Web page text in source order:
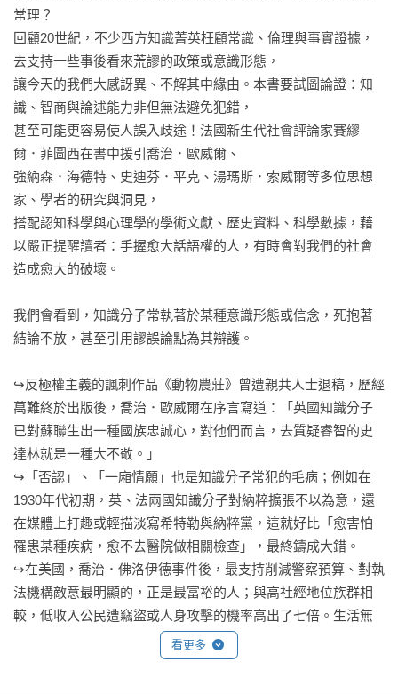
常理？
回顧20世紀，不少西方知識菁英枉顧常識、倫理與事實證據，
去支持一些事後看來荒謬的政策或意識形態，
讓今天的我們大感訝異、不解其中緣由。本書要試圖論證：知
識、智商與論述能力非但無法避免犯錯，
甚至可能更容易使人誤入歧途！法國新生代社會評論家賽繆
爾．菲圖西在書中援引喬治．歐威爾、
強納森．海德特、史迪芬．平克、湯瑪斯．索威爾等多位思想
家、學者的研究與洞見，
搭配認知科學與心理學的學術文獻、歷史資料、科學數據，藉
以嚴正提醒讀者：手握愈大話語權的人，有時會對我們的社會
造成愈大的破壞。
我們會看到，知識分子常執著於某種意識形態或信念，死抱著
結論不放，甚至引用謬誤論點為其辯護。
↪反極權主義的諷刺作品《動物農莊》曾遭親共人士退稿，歷經
萬難終於出版後，喬治．歐威爾在序言寫道：「英國知識分子
已對蘇聯生出一種國族忠誠心，對他們而言，去質疑睿智的史
達林就是一種大不敬。」
↪「否認」、「一廂情願」也是知識分子常犯的毛病；例如在
1930年代初期，英、法兩國知識分子對納粹擴張不以為意，還
在媒體上打趣或輕描淡寫希特勒與納粹黨，這就好比「愈害怕
罹患某種疾病，愈不去醫院做相關檢查」，最終鑄成大錯。
↪在美國，喬治．佛洛伊德事件後，最支持削減警察預算、對執
法機構敵意最明顯的，正是最富裕的人；與高社經地位族群相
較，低收入公民遭竊盜或人身攻擊的機率高出了七倍。生活無
虞之人高調社會倡議而衍生出的成本，往往不會反射到自身
看更多